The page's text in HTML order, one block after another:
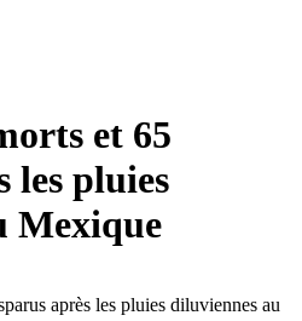
et 65
les pluies
Mexique